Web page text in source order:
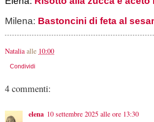
Milena: Bastoncini di feta al
Natalia alle 10:00
Condividi
4 commenti:
elena 10 settembre 2025 alle ore 13:30